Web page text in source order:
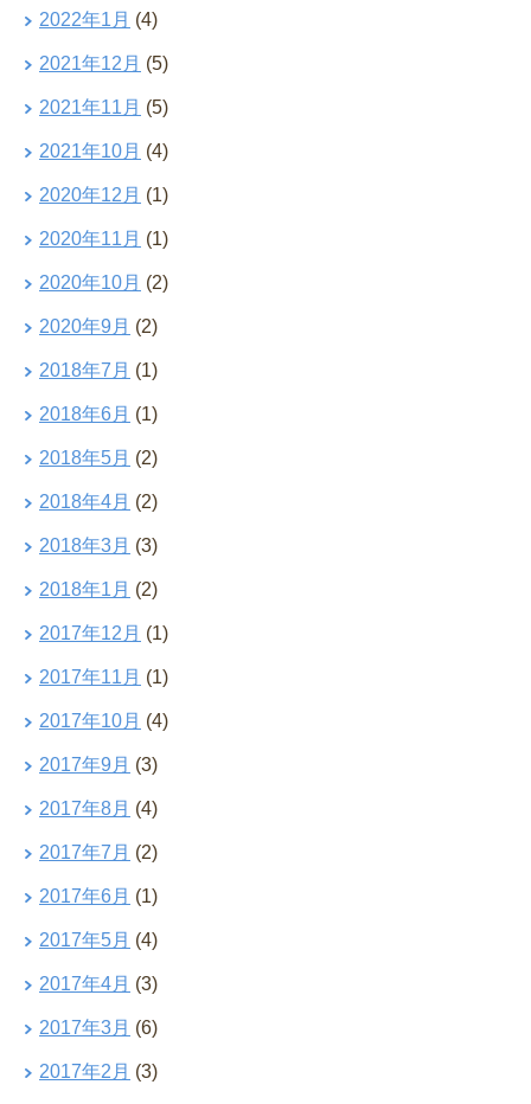
2022年1月 (4)
2021年12月 (5)
2021年11月 (5)
2021年10月 (4)
2020年12月 (1)
2020年11月 (1)
2020年10月 (2)
2020年9月 (2)
2018年7月 (1)
2018年6月 (1)
2018年5月 (2)
2018年4月 (2)
2018年3月 (3)
2018年1月 (2)
2017年12月 (1)
2017年11月 (1)
2017年10月 (4)
2017年9月 (3)
2017年8月 (4)
2017年7月 (2)
2017年6月 (1)
2017年5月 (4)
2017年4月 (3)
2017年3月 (6)
2017年2月 (3)